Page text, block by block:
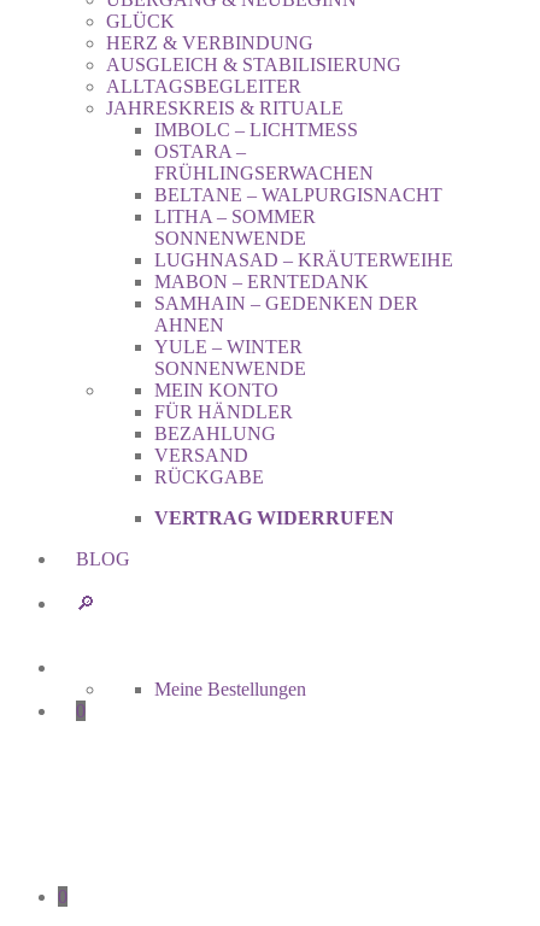
GLÜCK
HERZ & VERBINDUNG
AUSGLEICH & STABILISIERUNG
ALLTAGSBEGLEITER
JAHRESKREIS & RITUALE
IMBOLC – LICHTMESS
OSTARA –
FRÜHLINGSERWACHEN
BELTANE – WALPURGISNACHT
LITHA – SOMMER
SONNENWENDE
LUGHNASAD – KRÄUTERWEIHE
MABON – ERNTEDANK
SAMHAIN – GEDENKEN DER
AHNEN
YULE – WINTER
SONNENWENDE
MEIN KONTO
FÜR HÄNDLER
BEZAHLUNG
VERSAND
RÜCKGABE
VERTRAG WIDERRUFEN
BLOG
🔎︎
Meine Bestellungen
0
0